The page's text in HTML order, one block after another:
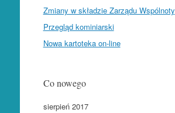
Zmiany w składzie Zarządu Wspólnoty
Przegląd kominiarski
Nowa kartoteka on-line
Co nowego
sierpień 2017